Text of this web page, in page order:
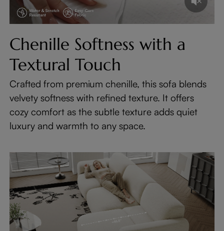
Chenille Softness with a
Textural Touch
Crafted from premium chenille, this sofa blends
velvety softness with refined texture. It offers
cozy comfort as the subtle texture adds quiet
luxury and warmth to any space.